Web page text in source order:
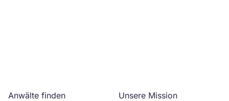
Anwälte finden
Unsere Mission